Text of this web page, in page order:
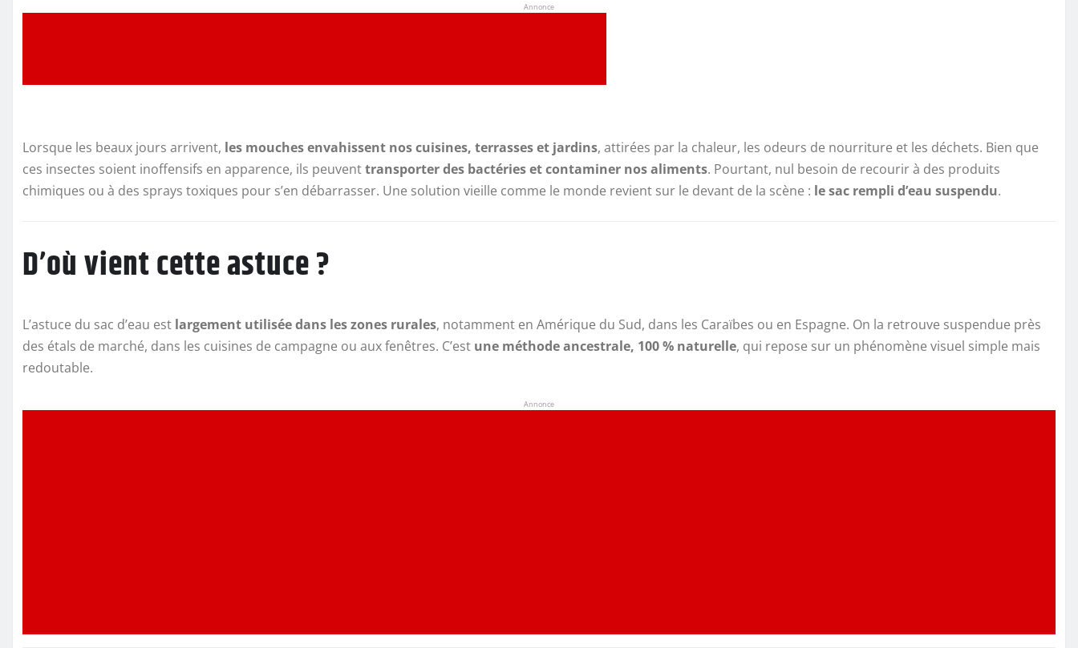
Annonce
Lorsque les beaux jours arrivent, les mouches envahissent nos cuisines, terrasses et jardins, attirées par la chaleur, les odeurs de nourriture et les déchets. Bien que
ces insectes soient inoffensifs en apparence, ils peuventtransporter des bactéries et contaminer nos aliments. Pourtant, nul besoin de recourir à des produits
chimiques ou à des sprays toxiques pour s’en débarrasser. Une solution vieille comme le monde revient sur le devant de la scène : le sac rempli d’eau suspendu.
D’où vient cette astuce ?
L’astuce du sac d’eau est largement utilisée dans les zones rurales, notamment en Amérique du Sud, dans les Caraïbes ou en Espagne. On la retrouve suspendue près
des étals de marché, dans les cuisines de campagne ou aux fenêtres. C’est une méthode ancestrale, 100 % naturelle, qui repose sur un phénomène visuel simple mais
redoutable.
Annonce